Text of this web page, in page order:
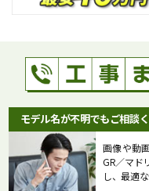
モデル名が不明でもご相談
画像や動
GR／マド
し、最適